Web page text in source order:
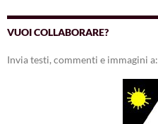
VUOI COLLABORARE?
Invia testi, commenti e immagini a: